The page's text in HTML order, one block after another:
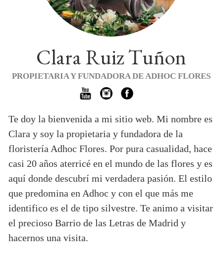
Clara Ruiz Tuñon
PROPIETARIA Y FUNDADORA DE ADHOC FLORES
Te doy la bienvenida a mi sitio web. Mi nombre es
Clara y soy la propietaria y fundadora de la
floristería Adhoc Flores. Por pura casualidad, hace
casi 20 años aterricé en el mundo de las flores y es
aquí donde descubrí mi verdadera pasión. El estilo
que predomina en Adhoc y con el que más me
identifico es el de tipo silvestre. Te animo a visitar
el precioso Barrio de las Letras de Madrid y
hacernos una visita.